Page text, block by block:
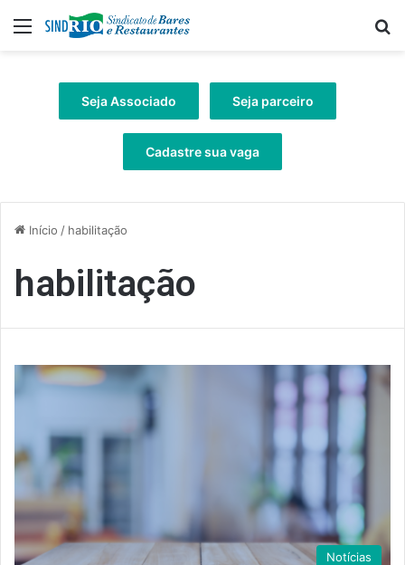
Menu
Seja Associado Seja parceiro
Cadastre sua vaga
Início / habilitação
habilitação
Notícias